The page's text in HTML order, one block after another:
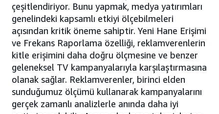
çeşitlendiriyor. Bunu yapmak, medya yatırımları
genelindeki kapsamlı etkiyi ölçebilmeleri
açısından kritik öneme sahiptir. Yeni Hane Erişimi
ve Frekans Raporlama özelliği, reklamverenlerin
kitle erişimini daha doğru ölçmesine ve benzer
geleneksel TV kampanyalarıyla karşılaştırmasına
olanak sağlar. Reklamverenler, birinci elden
sunduğumuz ölçümü kullanarak kampanyalarını
gerçek zamanlı analizlerle anında daha iyi